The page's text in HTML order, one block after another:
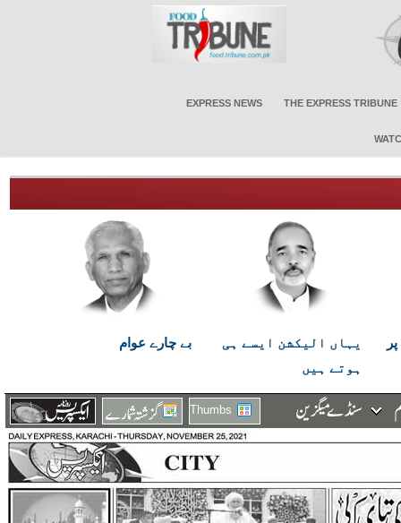
EXPRESS NEWS THE EXPRESS TRIBUNE
یہاں الیکشن ایسے ہی
ہوتے ہیں
بے چارے عوام
Thumbs